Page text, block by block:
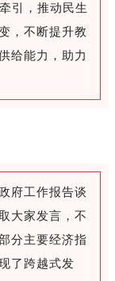
引，推动民生
，不断提升教
给能力，助力
府工作报告谈
大家发言，不
分主要经济指
了跨越式发